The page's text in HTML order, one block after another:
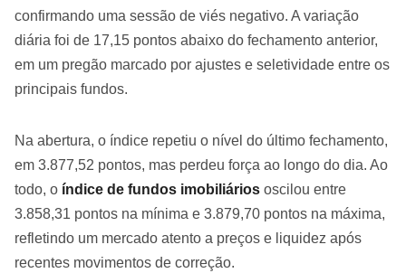
confirmando uma sessão de viés negativo. A variação
diária foi de 17,15 pontos abaixo do fechamento anterior,
em um pregão marcado por ajustes e seletividade entre os
principais fundos.
Na abertura, o índice repetiu o nível do último fechamento,
em 3.877,52 pontos, mas perdeu força ao longo do dia. Ao
todo, o índice de fundos imobiliários oscilou entre
3.858,31 pontos na mínima e 3.879,70 pontos na máxima,
refletindo um mercado atento a preços e liquidez após
recentes movimentos de correção.